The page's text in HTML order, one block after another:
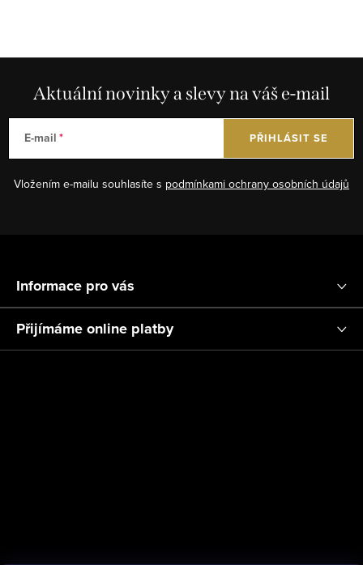
Aktuální novinky a slevy na váš e-mail
E-mail
Vložením e-mailu souhlasíte s podmínkami ochrany osobních údajů
PŘIHLÁSIT SE
p
t
Informace pro vás
Přijímáme online platby